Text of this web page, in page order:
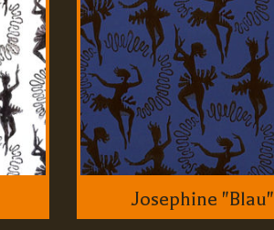
Josephine "Blau"